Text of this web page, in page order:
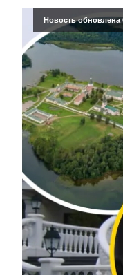
Новость обновлена